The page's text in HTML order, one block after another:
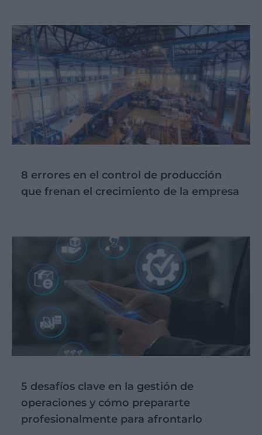
8 errores en el control de producción
que frenan el crecimiento de la empresa
5 desafíos clave en la gestión de
operaciones y cómo prepararte
profesionalmente para afrontarlo